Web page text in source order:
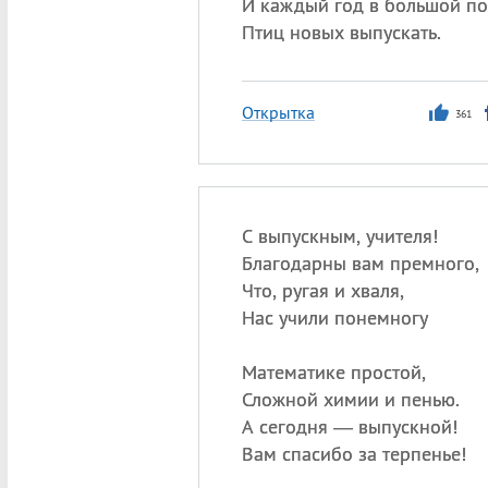
Птиц новых выпускать.
Открытка 361
С выпускным, учителя!
Благодарны вам премного,
Что, ругая и хваля,
Нас учили понемногу
Математике простой,
Сложной химии и пенью.
А сегодня — выпускной!
Вам спасибо за терпенье!